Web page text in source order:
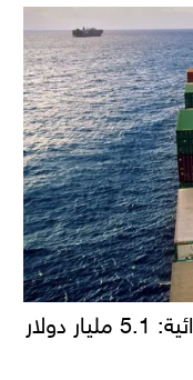
قفزة في صادرات الصناعات الغذائية: 5.1 مليار دولار